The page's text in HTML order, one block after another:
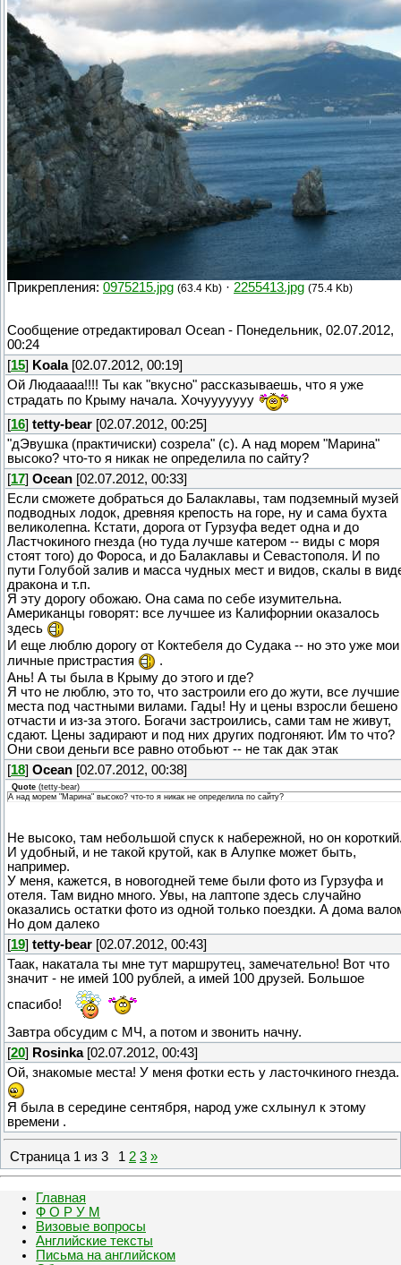
Прикрепления: 0975215.jpg (63.4 Kb) · 2255413.jpg (75.4 Kb)
Сообщение отредактировал Ocean - Понедельник, 02.07.2012,
00:24
[15] Koala[02.07.2012, 00:19]
Ой Людаааа!!!! Ты как "вкусно" рассказываешь, что я уже
страдать по Крыму начала. Хочууууууу
[16] tetty-bear [02.07.2012, 00:25]
"дЭвушка (практичиски) созрела" (с). А над морем "Марина"
высоко? что-то я никак не определила по сайту?
[17] Ocean [02.07.2012, 00:33]
Если сможете добраться до Балаклавы, там подземный музей
подводных лодок, древняя крепость на горе, ну и сама бухта
великолепна. Кстати, дорога от Гурзуфа ведет одна и до
Ластчокиного гнезда (но туда лучше катером -- виды с моря
стоят того) до Фороса, и до Балаклавы и Севастополя. И по
пути Голубой залив и масса чудных мест и видов, скалы в
дракона и т.п.
Я эту дорогу обожаю. Она сама по себе изумительна.
Американцы говорят: все лучшее из Калифорнии оказалось
здесь
И еще люблю дорогу от Коктебеля до Судака -- но это уже мои
личные пристрастия
.
Ань! А ты была в Крыму до этого и где?
Я что не люблю, это то, что застроили его до жути, все лучшие
места под частными вилами. Гады! Ну и цены взросли бешено
отчасти и из-за этого. Богачи застроились, сами там не живут,
сдают. Цены задирают и под них других подгоняют. Им то что?
Они свои деньги все равно отобьют -- не так дак этак
[18] Ocean [02.07.2012, 00:38]
Quote (tetty-bear)
А над морем "Марина" высоко? что-то я никак не определила по сайту?
Не высоко, там небольшой спуск к набережной, но он
И удобный, и не такой крутой, как в Алупке может быть,
например.
У меня, кажется, в новогодней теме были фото из Гурзуфа и
отеля. Там видно много. Увы, на лаптопе здесь случайно
оказались остатки фото из одной только поездки. А дома
Но дом далеко
[19] tetty-bear [02.07.2012, 00:43]
Таак, накатала ты мне тут маршрутец, замечательно! Вот что
значит - не имей 100 рублей, а имей 100 друзей. Большое
спасибо!
Завтра обсудим с МЧ, а потом и звонить начну.
[20] Rosinka[02.07.2012, 00:43]
Ой, знакомые места! У меня фотки есть у ласточкиного гнезда.
Я была в середине сентября, народ уже схлынул к этому
времени .
Страница 1 из 3 1 2 3 »
Главная
Ф О Р У М
Визовые вопросы
Английские тексты
Письма на английском